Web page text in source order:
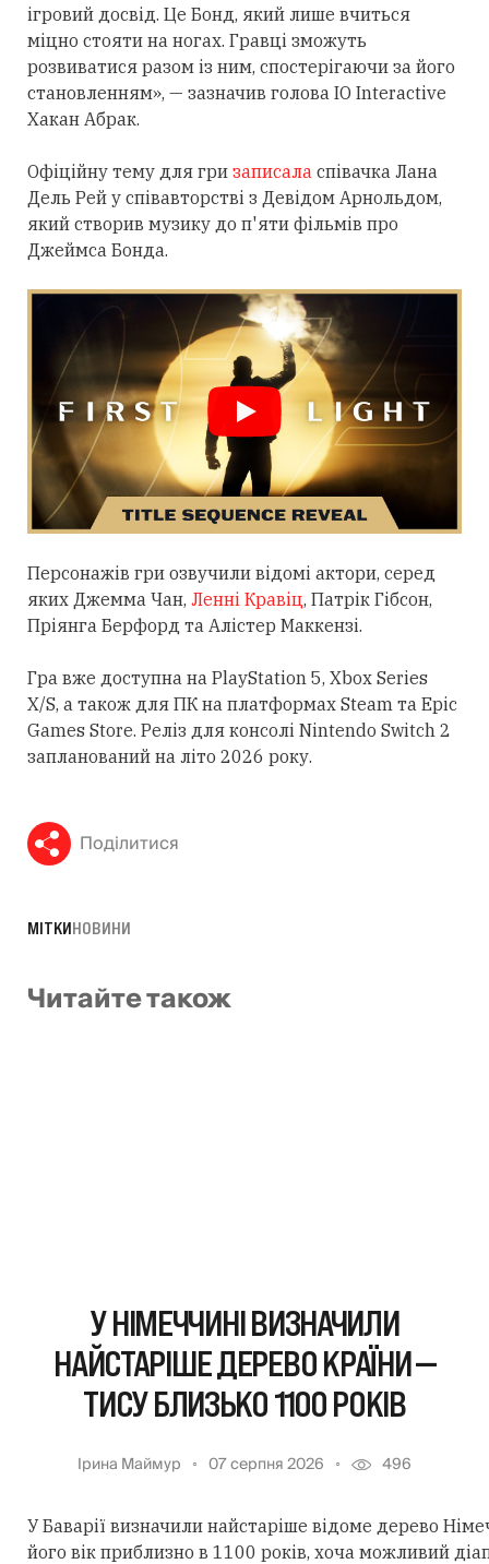
ігровий досвід. Це Бонд, який лише вчиться
міцно стояти на ногах. Гравці зможуть
розвиватися разом із ним, спостерігаючи за його
становленням», — зазначив голова IO Interactive
Хакан Абрак.
Офіційну тему для гри записала співачка Лана
Дель Рей у співавторстві з Девідом Арнольдом,
який створив музику до п'яти фільмів про
Джеймса Бонда.
Персонажів гри озвучили відомі актори, серед
яких Джемма Чан, Ленні Кравіц, Патрік Гібсон,
Пріянга Берфорд та Алістер Маккензі.
Гра вже доступна на PlayStation 5, Xbox Series
X/S, а також для ПК на платформах Steam та Epic
Games Store. Реліз для консолі Nintendo Switch 2
запланований на літо 2026 року.
Поділитися
МІТКИНОВИНИ
Читайте також
У НІМЕЧЧИНІ ВИЗНАЧИЛИ
НАЙСТАРІШЕ ДЕРЕВО КРАЇНИ —
ТИСУ БЛИЗЬКО 1100 РОКІВ
Ірина Маймур 07 серпня 2026 496
У Баварії визначили найстаріше відоме дерево
його вік приблизно в 1100 років, хоча можливий